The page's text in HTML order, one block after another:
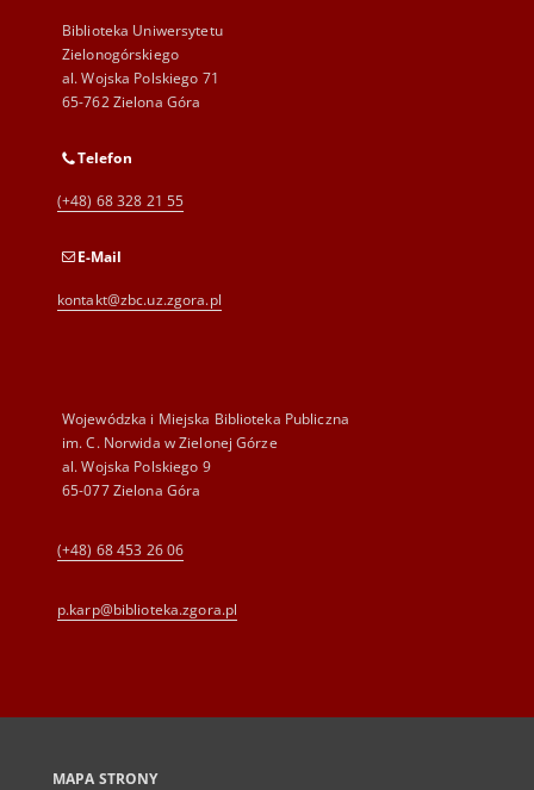
Biblioteka Uniwersytetu
Zielonogórskiego
al. Wojska Polskiego 71
65-762 Zielona Góra
Telefon
(+48) 68 328 21 55
E-Mail
kontakt@zbc.uz.zgora.pl
Wojewódzka i Miejska Biblioteka Publiczna
im. C. Norwida w Zielonej Górze
al. Wojska Polskiego 9
65-077 Zielona Góra
(+48) 68 453 26 06
p.karp@biblioteka.zgora.pl
MAPA STRONY